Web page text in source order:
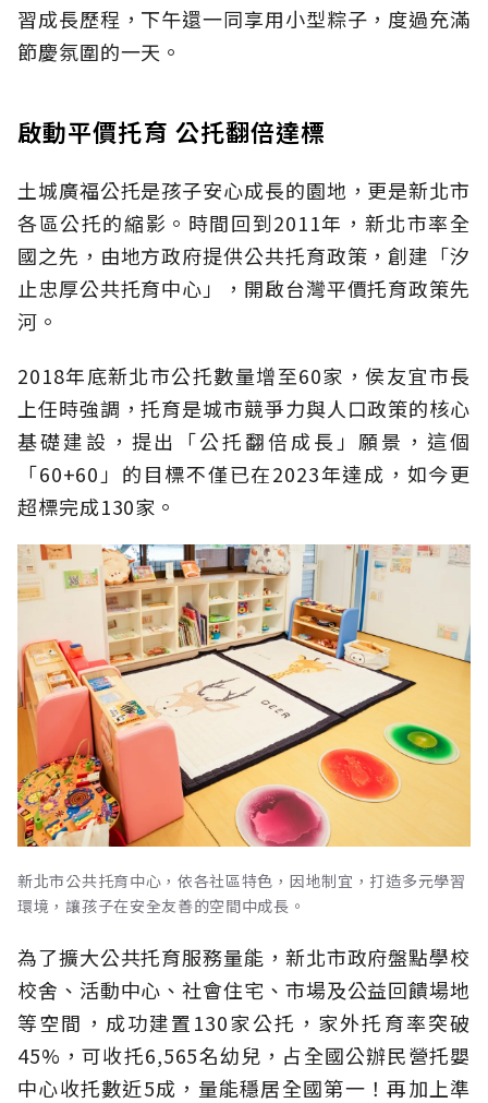
習成長歷程，下午還一同享用小型粽子，度過充滿
節慶氛圍的一天。
啟動平價托育 公托翻倍達標
土城廣福公托是孩子安心成長的園地，更是新北市
各區公托的縮影。時間回到2011年，新北市率全
國之先，由地方政府提供公共托育政策，創建「汐
止忠厚公共托育中心」，開啟台灣平價托育政策先
河。
2018年底新北市公托數量增至60家，侯友宜市長
上任時強調，托育是城市競爭力與人口政策的核心
基礎建設，提出「公托翻倍成長」願景，這個
「60+60」的目標不僅已在2023年達成，如今更
超標完成130家。
新北市公共托育中心，依各社區特色，因地制宜，打造多元學習
環境，讓孩子在安全友善的空間中成長。
為了擴大公共托育服務量能，新北市政府盤點學校
校舍、活動中心、社會住宅、市場及公益回饋場地
等空間，成功建置130家公托，家外托育率突破
45%，可收托6,565名幼兒，占全國公辦民營托嬰
中心收托數近5成，量能穩居全國第一！再加上準